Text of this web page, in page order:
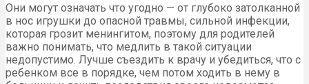
Они могут означать что угодно — от глубоко затолканной
в нос игрушки до опасной травмы, сильной инфекции,
которая грозит менингитом, поэтому для родителей
важно понимать, что медлить в такой ситуации
недопустимо. Лучше съездить к врачу и убедиться, что с
ребенком все в порядке, чем потом ходить в нему в